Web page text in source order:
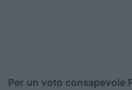
Per un voto consapevole